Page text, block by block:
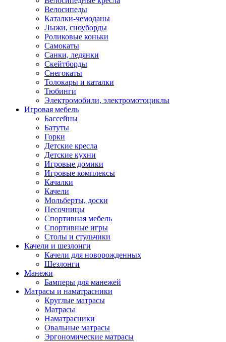
Велосипеды
Каталки-чемоданы
Лыжи, сноуборды
Роликовые коньки
Самокаты
Санки, ледянки
Скейтборды
Снегокаты
Толокары и каталки
Тюбинги
Электромобили, электромотоциклы
Игровая мебель
Бассейны
Батуты
Горки
Детские кресла
Детские кухни
Игровые домики
Игровые комплексы
Качалки
Качели
Мольберты, доски
Песочницы
Спортивная мебель
Спортивные игры
Столы и стульчики
Качели и шезлонги
Качели для новорожденных
Шезлонги
Манежи
Бамперы для манежей
Матрасы и наматрасники
Круглые матрасы
Матрасы
Наматрасники
Овальные матрасы
Эргономические матрасы